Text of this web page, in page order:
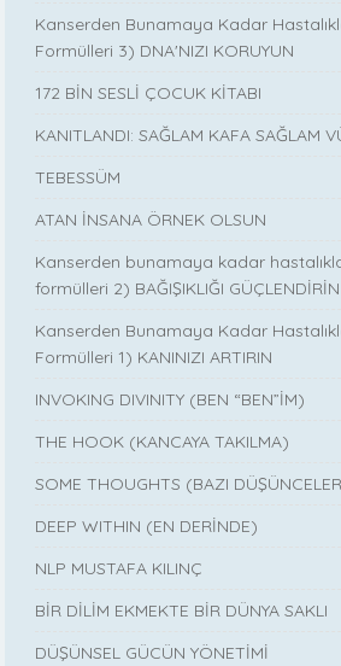
Kanserden Bunamaya Kadar
Formülleri 3) DNA'NIZI KORUYUN
172 BİN SESLİ ÇOCUK KİTABI
KANITLANDI: SAĞLAM KAFA SAĞLAM
TEBESSÜM
ATAN İNSANA ÖRNEK OLSUN
Kanserden bunamaya kadar
formülleri 2) BAĞIŞIKLIĞI GÜÇLENDİRİN
Kanserden Bunamaya Kadar
Formülleri 1) KANINIZI ARTIRIN
INVOKING DIVINITY (BEN “BEN”İM)
THE HOOK (KANCAYA TAKILMA)
SOME THOUGHTS (BAZI
DEEP WITHIN (EN DERİNDE)
NLP MUSTAFA KILINÇ
BİR DİLİM EKMEKTE BİR DÜNYA SAKLI
DÜŞÜNSEL GÜCÜN YÖNETİMİ